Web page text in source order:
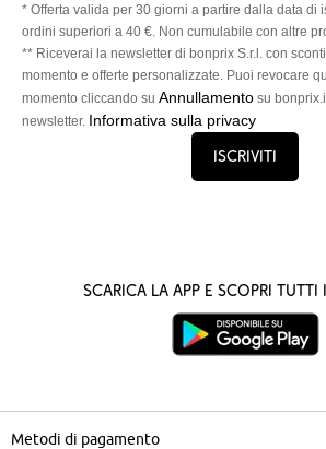
* Offerta valida per 30 giorni a partire dalla data di
ordini superiori a 40 €. Non cumulabile con altre
** Riceverai la newsletter di bonprix S.r.l. con
momento e offerte personalizzate. Puoi revocare
momento cliccando su Annullamento su
newsletter. Informativa sulla privacy
Iscriviti
Scarica la App e scopri tutti
Metodi di pagamento